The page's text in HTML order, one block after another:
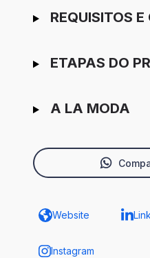
REQUISITOS
ETAPAS DO
A LA MODA
Website
Instagram